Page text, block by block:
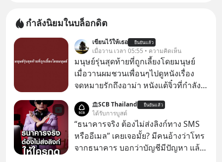
กำลังนิยมในบล็อกดิต
เขียนไว้ให้เธอ ยืนยันแล้ว
เมื่อวาน เวลา 05:55 • ความคิดเห็น
มนุษย์รุ่นสุดท้ายที่ถูกเลี้ยงโดยมนุษย์
เมื่อวานผมชวนเพื่อนๆไปดูหนังเรื่อง
จดหมายรักถึงอาม่า หนังแต้จิ๋วที่กำลัง
ป๊าผมเห็นโปสเตอร์หนังเรื่องนี้หลาย
เดือนก่อนและอยากดูมาก ด้วยเพราะว่า
อากงก็มาจากเมืองจีน ป๊าก็พูดแต้จิ๋วได้
มีเรื่องราวมีความผูกพันที่ได้ยินตั้งแต่
SCB Thailand ยืนยันแล้ว
ได้รับการบูสต์
“ธนาคารจริง ต้องไม่ส่งลิงก์ทาง SMS
หรืออีเมล” เคยเจอมั้ย? มีคนอ้างว่าโทร
จากธนาคาร บอกว่าบัญชีมีปัญหา แล้ว